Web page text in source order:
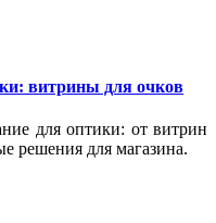
витрины для очков
для оптики: от витрин
решения для магазина.